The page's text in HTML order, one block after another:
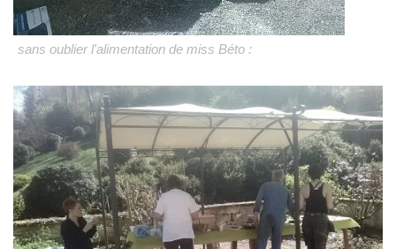
sans oublier l'alimentation de miss Béto :